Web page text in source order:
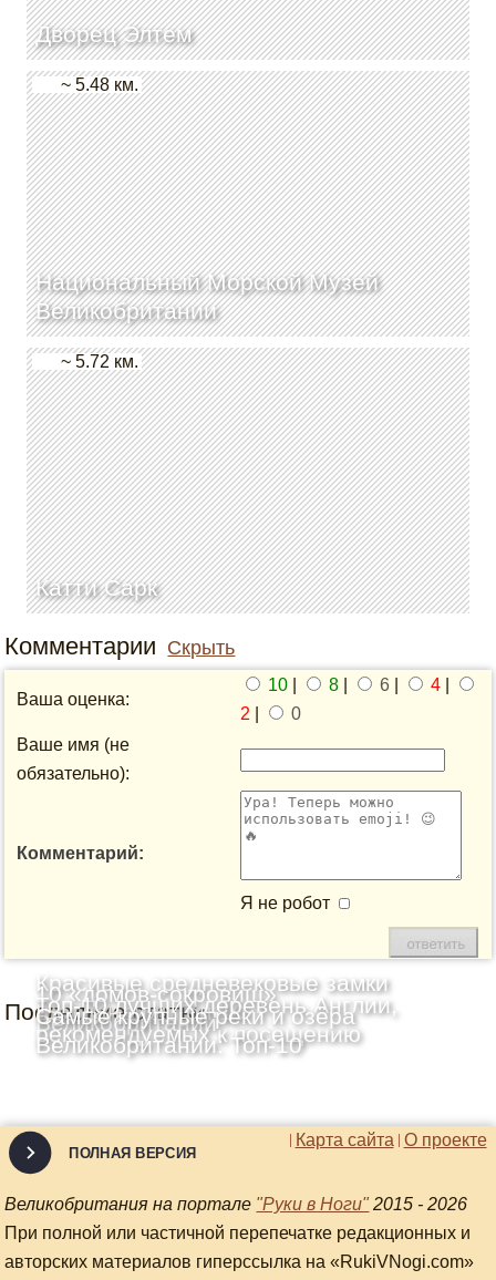
Дворец Элтем
Национальный Морской Музей
Великобритании
~ 5.48 км.
Катти Сарк
~ 5.72 км.
Комментарии Скрыть
Ваша оценка:
10 8 6 4
2
0
Ваше имя (не
обязательно):
Комментарий:
Я не робот
Последние статьи
Красивые средневековые замки
Шотландии: Топ-10
10 «домов-сокровищ»
Великобритании
Топ-10 лучших деревень Англии,
рекомендуемых к посещению
Самые крупные реки и озёра
Великобритании: Топ-10
О проекте
Карта сайта
ПОЛНАЯ ВЕРСИЯ
Великобритания на портале "Руки в Ноги" 2015 - 2026
При полной или частичной перепечатке редакционных и
авторских материалов гиперссылка на «RukiVNogi.com»